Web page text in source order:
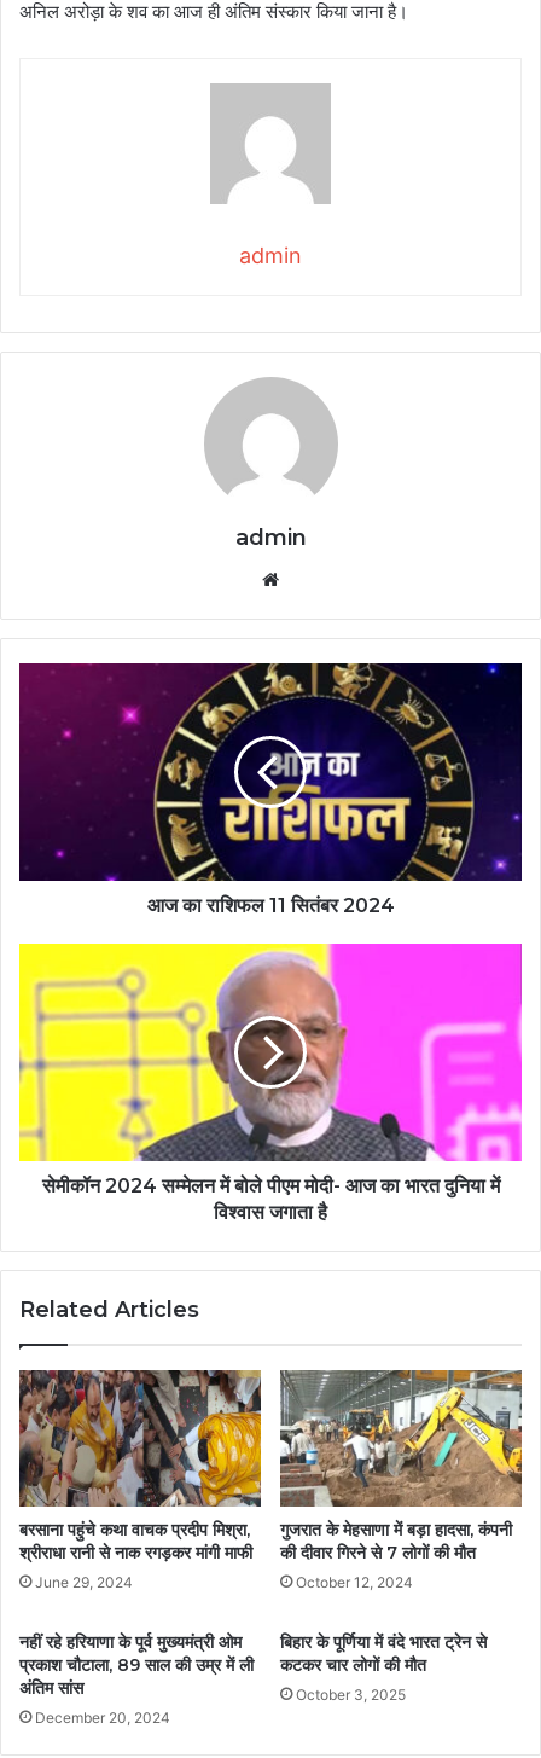
अनिल अरोड़ा के शव का आज ही अंतिम संस्कार किया जाना है।
admin
admin
आज का राशिफल 11 सितंबर 2024
सेमीकॉन 2024 सम्मेलन में बोले पीएम मोदी- आज का भारत दुनिया में
विश्वास जगाता है
Related Articles
बरसाना पहुंचे कथा वाचक प्रदीप मिश्रा,
श्रीराधा रानी से नाक रगड़कर मांगी माफी
June 29, 2024
गुजरात के मेहसाणा में बड़ा हादसा, कंपनी
की दीवार गिरने से 7 लोगों की मौत
October 12, 2024
नहीं रहे हरियाणा के पूर्व मुख्यमंत्री ओम
प्रकाश चौटाला, 89 साल की उम्र में ली
अंतिम सांस
December 20, 2024
बिहार के पूर्णिया में वंदे भारत ट्रेन से
कटकर चार लोगों की मौत
October 3, 2025